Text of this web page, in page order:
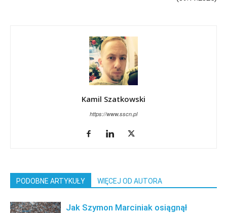
Kamil Szatkowski
https://www.sscn.pl
PODOBNE ARTYKUŁY WIĘCEJ OD AUTORA
Jak Szymon Marciniak osiągnął